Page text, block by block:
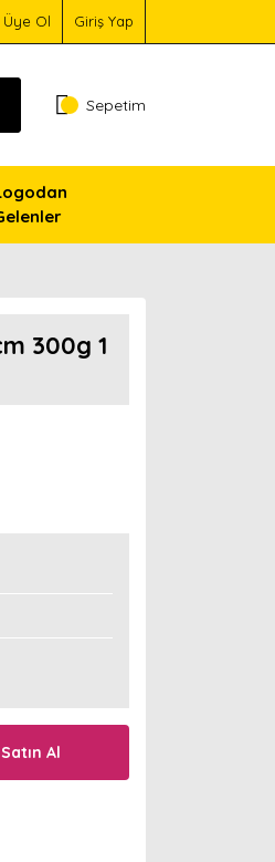
Üye Ol Giriş Yap
Sepetim
300g 1
Satın Al